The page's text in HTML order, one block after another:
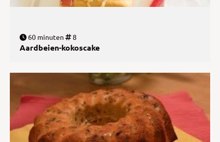
60 minuten 8
Aardbeien-kokoscake